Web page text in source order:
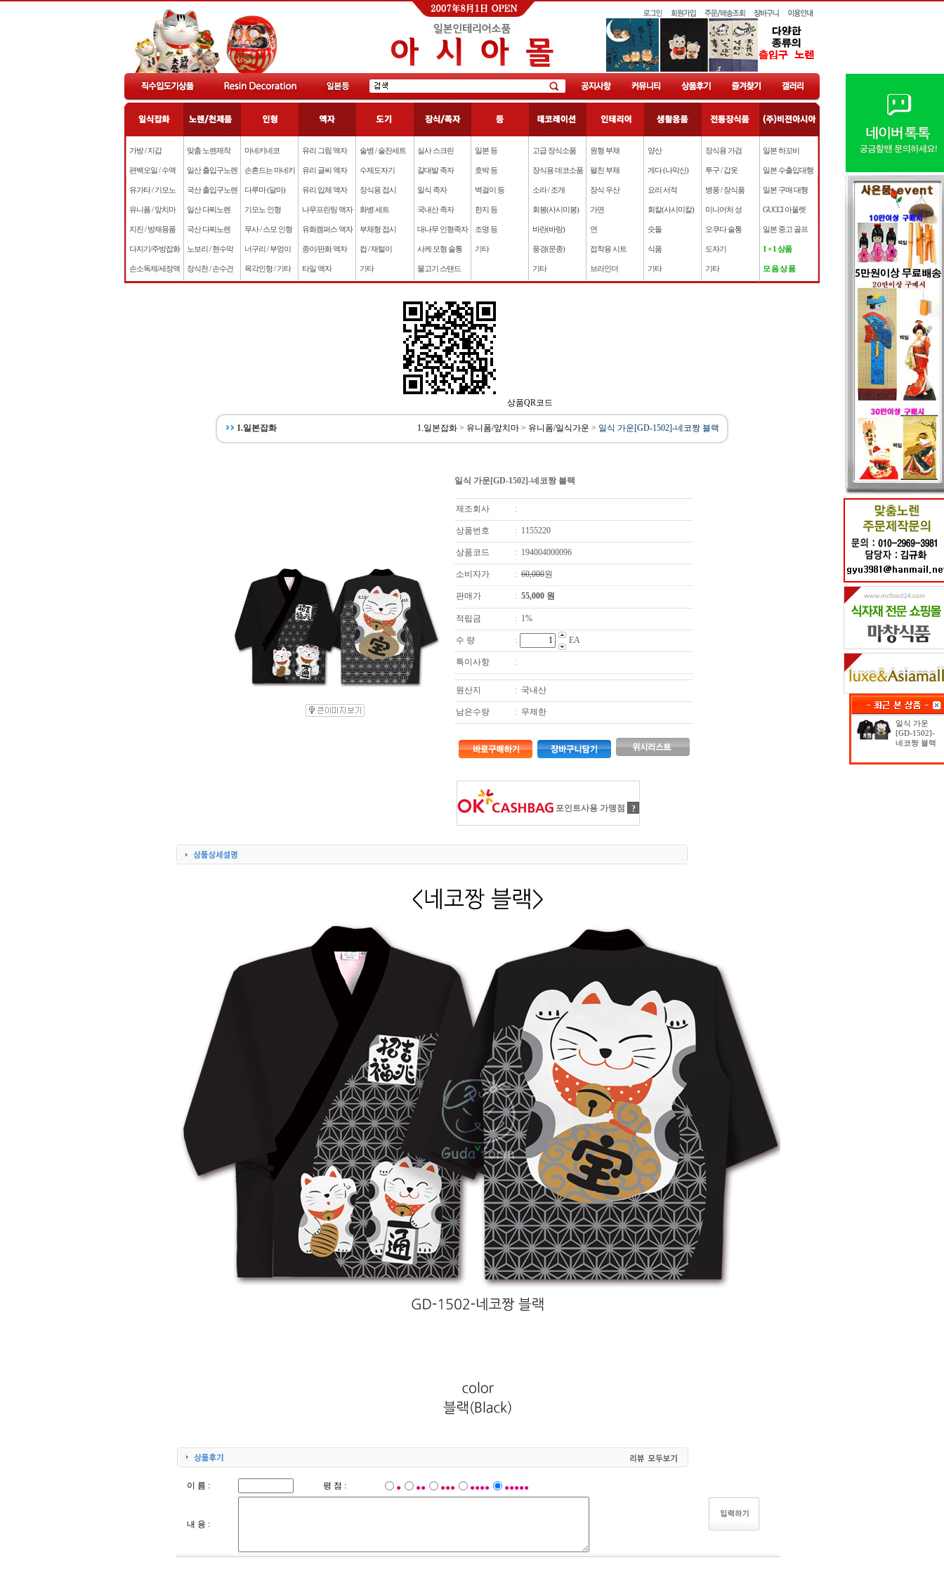
가방 / 지갑
편백오일 / 수액
유가타 / 기모노
유니폼 / 앞치마
지진 / 방재용품
다지기/주방잡화
손소독제/세정액
맞춤 노렌제작
일산 출입구노렌
국산 출입구노렌
일산 다찌노렌
국산 다찌노렌
노보리 / 현수막
장식천 / 손수건
마네키네코
손흔드는 마네키
다루마 (달마)
기모노 인형
무사 / 스모 인형
너구리 / 부엉이
목각인형 / 기타
유리 그림 액자
유리 글씨 액자
유리 입체 액자
나무프린팅 액자
유화캠퍼스 액자
종이/판화 액자
타일 액자
술병 / 술잔세트
수제도자기
장식용 접시
화병 세트
부채형 접시
컵 / 재털이
기타
실사 스크린
갈대발 족자
일식 족자
국내산 족자
대나무 인형족자
사케 모형 술통
물고기 스탠드
일본 등
호박 등
벽걸이 등
한지 등
조명 등
기타
고급 장식소품
장식용 데코소품
소라 / 조개
회봉(사시미봉)
바란(바랑)
풍경(문종)
기타
원형 부채
펼친 부채
장식 우산
가면
연
접착용 시트
브라인더
양산
게다 (나막신)
요리 서적
회칼(사시미칼)
숫돌
식품
기타
장식용 가검
투구 / 갑옷
병풍 / 장식품
미니어처 성
오쿠다 술통
도자기
기타
일본 하꼬비
일본 수출입대행
일본 구매 대행
GUCCI 아울렛
일본 중고 골프
1 + 1 상품
모 음 상 품
상품QR코드
1.일본잡화 1.일본잡화 > 유니폼/앞치마 > 유니폼/일식가운 > 일식 가운[GD-1502]-네코짱 블랙
일식 가운[GD-1502]-네코짱 블랙
제조회사 :
상품번호 : 1155220
상품코드 : 194004000096
소비자가 : 60,000원
판매가 : 55,000 원
적립금 : 1%
수 량 : EA
특이사항 :
원산지 : 국내산
남은수량 : 무제한
포인트사용 가맹점 ?
이 름 : 평 점 : ● ●● ●●● ●●●● ●●●●●
내 용 :
일식 가운
[GD-1502]-
네코짱 블랙